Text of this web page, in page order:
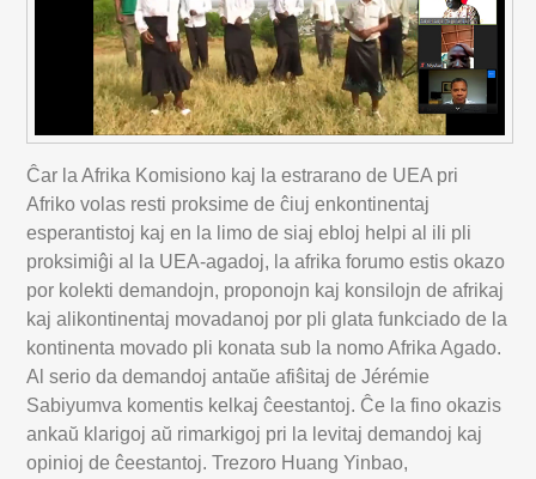
Ĉar la Afrika Komisiono kaj la estrarano de UEA pri
Afriko volas resti proksime de ĉiuj enkontinentaj
esperantistoj kaj en la limo de siaj ebloj helpi al ili pli
proksimiĝi al la UEA-agadoj, la afrika forumo estis okazo
por kolekti demandojn, proponojn kaj konsilojn de afrikaj
kaj alikontinentaj movadanoj por pli glata funkciado de la
kontinenta movado pli konata sub la nomo Afrika Agado.
Al serio da demandoj antaŭe afiŝitaj de Jérémie
Sabiyumva komentis kelkaj ĉeestantoj. Ĉe la fino okazis
ankaŭ klarigoj aŭ rimarkigoj pri la levitaj demandoj kaj
opinioj de ĉeestantoj. Trezoro Huang Yinbao,